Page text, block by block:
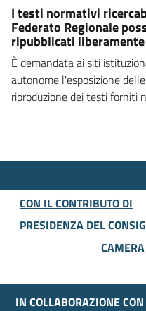
I testi normativi
Federato Regionale
ripubblicati
È demandata ai siti
autonome l'esposizione
riproduzione dei testi forniti
CON IL CONTRIBUTO DI
PRESIDENZA DEL
IN COLLABORAZIONE CON